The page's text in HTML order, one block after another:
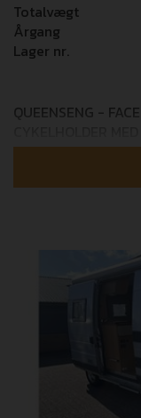
Totalvægt
Årgang
Lager nr.
QUEENSENG -
som er pakket
75°
Beige betræk ✔
Bakkamera ✔
Antracit THULE
Vandudtag i
/ TV) ✔ Udstyret
+ MATIC PACK:
automatgearkasse
indgangstrin,
DE (Diesel + EL)